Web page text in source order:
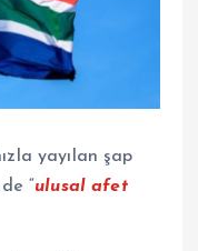
yayılan şap
“ulusal afet